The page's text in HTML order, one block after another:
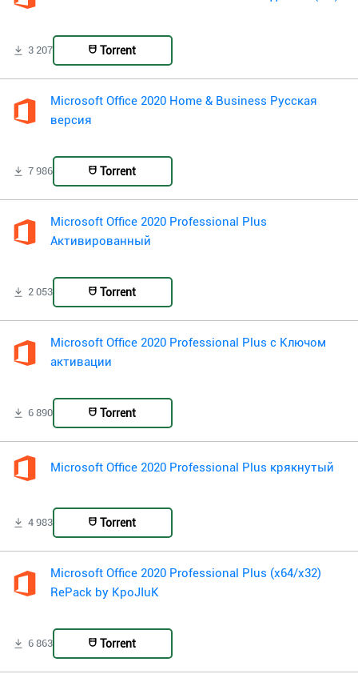
3 207 Torrent
Microsoft Office 2020 Home & Business Русская
версия
7 986 Torrent
Microsoft Office 2020 Professional Plus
Активированный
2 053 Torrent
Microsoft Office 2020 Professional Plus с Ключом
активации
6 890 Torrent
Microsoft Office 2020 Professional Plus крякнутый
4 983 Torrent
Microsoft Office 2020 Professional Plus (x64/x32)
RePack by KpoJIuK
6 863 Torrent